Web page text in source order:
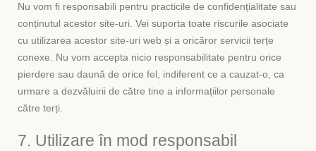
Nu vom fi responsabili pentru practicile de confidențialitate sau
conținutul acestor site-uri. Vei suporta toate riscurile asociate
cu utilizarea acestor site-uri web și a oricăror servicii terțe
conexe. Nu vom accepta nicio responsabilitate pentru orice
pierdere sau daună de orice fel, indiferent ce a cauzat-o, ca
urmare a dezvăluirii de către tine a informațiilor personale
către terți.
7. Utilizare în mod responsabil